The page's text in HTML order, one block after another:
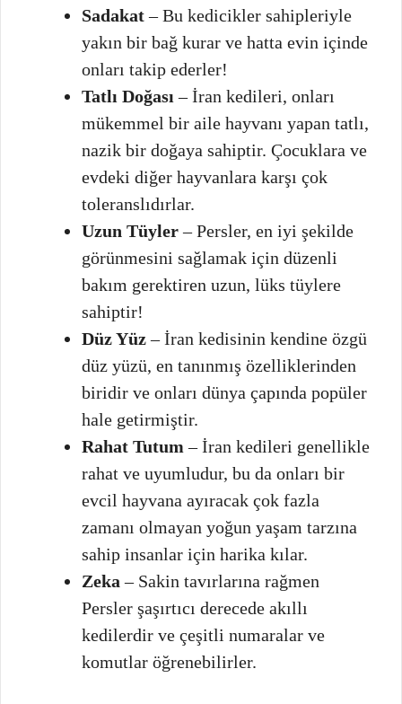
Sadakat– Bu kedicikler sahipleriyle
yakın bir bağ kurar ve hatta evin içinde
onları takip ederler!
Tatlı Doğası – İran kedileri, onları
mükemmel bir aile hayvanı yapan tatlı,
nazik bir doğaya sahiptir. Çocuklara ve
evdeki diğer hayvanlara karşı çok
toleranslıdırlar.
Uzun Tüyler– Persler, en iyi şekilde
görünmesini sağlamak için düzenli
bakım gerektiren uzun, lüks tüylere
sahiptir!
Düz Yüz– İran kedisinin kendine özgü
düz yüzü, en tanınmış özelliklerinden
biridir ve onları dünya çapında popüler
hale getirmiştir.
Rahat Tutum – İran kedileri genellikle
rahat ve uyumludur, bu da onları bir
evcil hayvana ayıracak çok fazla
zamanı olmayan yoğun yaşam tarzına
sahip insanlar için harika kılar.
Zeka– Sakin tavırlarına rağmen
Persler şaşırtıcı derecede akıllı
kedilerdir ve çeşitli numaralar ve
komutlar öğrenebilirler.